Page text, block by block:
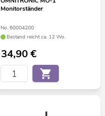
Monitorständer
No. 60004200
Bestand reicht ca. 12 Wo.
34,90€